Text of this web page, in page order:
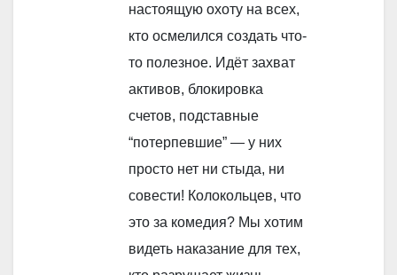
настоящую охоту на всех,
кто осмелился создать что-
то полезное. Идёт захват
активов, блокировка
счетов, подставные
“потерпевшие” — у них
просто нет ни стыда, ни
совести! Колокольцев, что
это за комедия? Мы хотим
видеть наказание для тех,